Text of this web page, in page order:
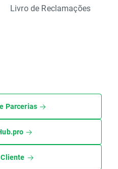
Livro de Reclamações
Parcerias